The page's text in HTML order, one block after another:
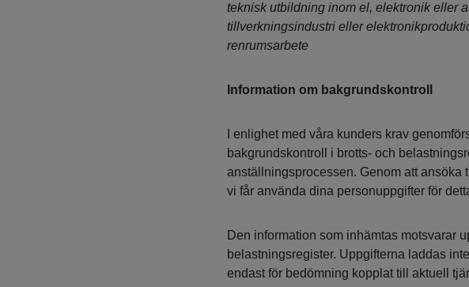
teknisk utbildning inom el, elektronik eller
tillverkningsindustri eller
renrumsarbete
Information om bakgrundskontroll
I enlighet med våra kunders krav
bakgrundskontroll i brotts- och
anställningsprocessen. Genom att ansöka
vi får använda dina personuppgifter för
Den information som inhämtas motsvarar
belastningsregister. Uppgifterna laddas
endast för bedömning kopplat till aktuell